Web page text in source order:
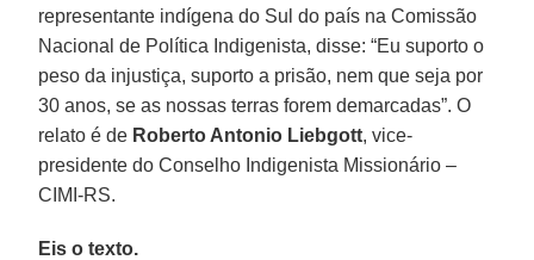
representante indígena do Sul do país na Comissão
Nacional de Política Indigenista, disse: “Eu suporto o
peso da injustiça, suporto a prisão, nem que seja por
30 anos, se as nossas terras forem demarcadas”. O
relato é de Roberto Antonio Liebgott, vice-
presidente do Conselho Indigenista Missionário –
CIMI-RS.
Eis o texto.